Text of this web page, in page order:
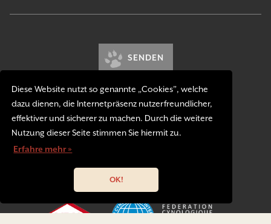
Diese Website nutzt so genannte „Cookies”, welche
dazu dienen, die Internetpräsenz nutzerfreundlicher,
effektiver und sicherer zu machen. Durch die weitere
Nutzung dieser Seite stimmen Sie hiermit zu.
Erfahre mehr »
OK!
SENDEN
Impressum
Datenschutzerklärung